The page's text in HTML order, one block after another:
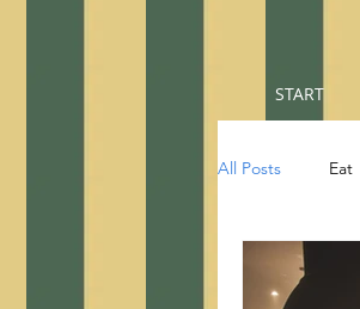
START
All Posts Eat